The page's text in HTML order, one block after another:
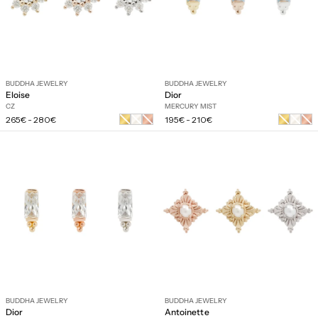
BUDDHA JEWELRY
Eloise
CZ
Prix
régulier
265€ - 280€
Or
jaune
Or
blanc
Or
rose
BUDDHA JEWELRY
Dior
MERCURY MIST
Prix
régulier
195€ - 210€
Or
jaune
Or
blanc
Or
rose
BUDDHA JEWELRY
Dior
BUDDHA JEWELRY
Antoinette